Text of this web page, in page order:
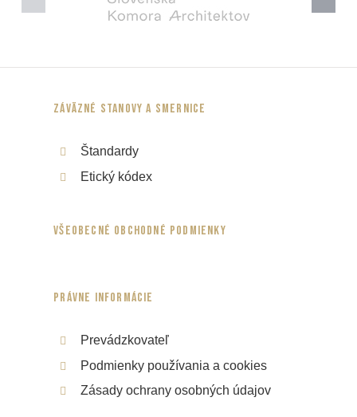
Záväzné stanovy a smernice
Štandardy
Etický kódex
Všeobecné obchodné podmienky
Právne informácie
Prevádzkovateľ
Podmienky používania a cookies
Zásady ochrany osobných údajov